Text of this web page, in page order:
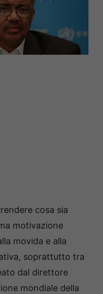
cosa sia
motivazione
movida e alla
soprattutto tra
dal direttore
mondiale della